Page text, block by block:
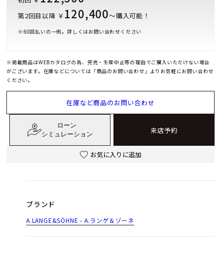
第2回目以降 ￥ 120,400～購入可能！
※ 60回払いの一例。詳しくはお問い合わせください
※掲載商品はWEBカタログの為、完売・生産中止等の理由でご購入いただけない場合
がございます。在庫などについては「商品のお問い合わせ」よりお気軽にお問い合わせ
ください。
在庫など商品のお問い合わせ
ローン
シミュレーション
来店予約
お気に入りに追加
ブランド
A.LANGE&SÖHNE - A.ランゲ＆ゾーネ